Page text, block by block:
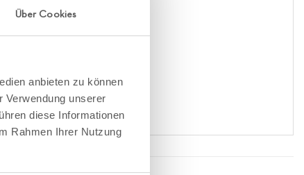
Über Cookies
anbieten zu können
Verwendung unserer
diese Informationen
Rahmen Ihrer Nutzung